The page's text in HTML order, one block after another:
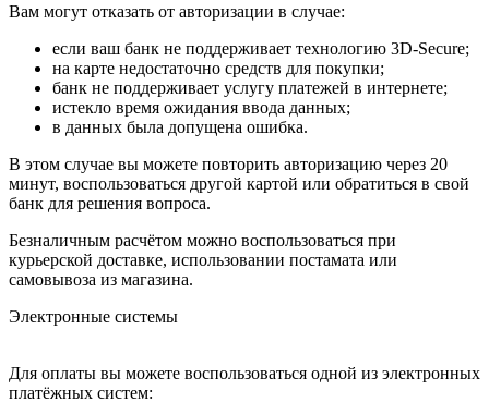
Вам могут отказать от авторизации в случае:
если ваш банк не поддерживает технологию 3D-Secure;
на карте недостаточно средств для покупки;
банк не поддерживает услугу платежей в интернете;
истекло время ожидания ввода данных;
в данных была допущена ошибка.
В этом случае вы можете повторить авторизацию через 20
минут, воспользоваться другой картой или обратиться в свой
банк для решения вопроса.
Безналичным расчётом можно воспользоваться при
курьерской доставке, использовании постамата или
самовывоза из магазина.
Электронные системы
Для оплаты вы можете воспользоваться одной из электронных
платёжных систем: